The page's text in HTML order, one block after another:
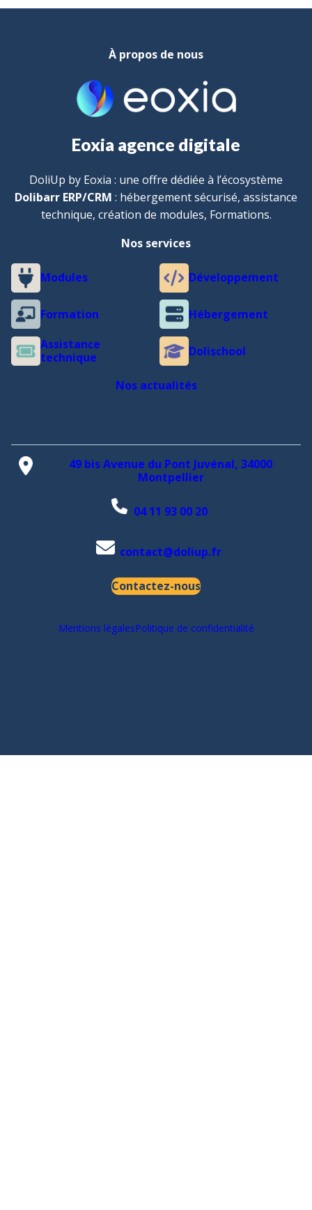
À propos de nous
Eoxia agence digitale
DoliUp by Eoxia : une offre dédiée à l’écosystème
Dolibarr ERP/CRM : hébergement sécurisé, assistance
technique, création de modules, Formations.
Nos services
Modules Développement
Formation
Hébergement
Assistance
technique
Dolischool
Nos actualités
49 bis Avenue du Pont Juvénal, 34000
Montpellier
04 11 93 00 20
contact@doliup.fr
Contactez-nous
Mentions légalesPolitique de confidentialité